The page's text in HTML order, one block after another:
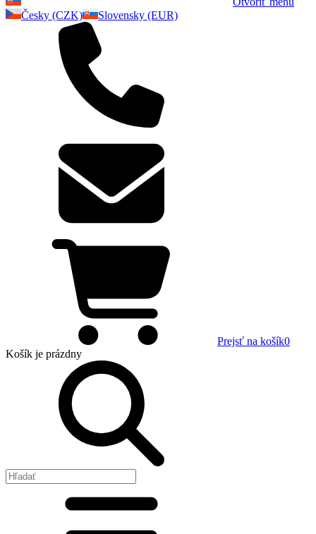
Česky (CZK)
Slovensky (EUR)
Prejsť na košík0
Košík je prázdny